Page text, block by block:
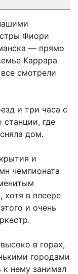
Фиори
— прямо
Каррара
смотрели
и три часа с
где
дом.
и
чемпионата
хотя в плеере
и очень
в горах,
городами
нему занимал